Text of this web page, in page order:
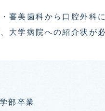
審美歯科から口腔外科
大学病院への紹介状が
部卒業